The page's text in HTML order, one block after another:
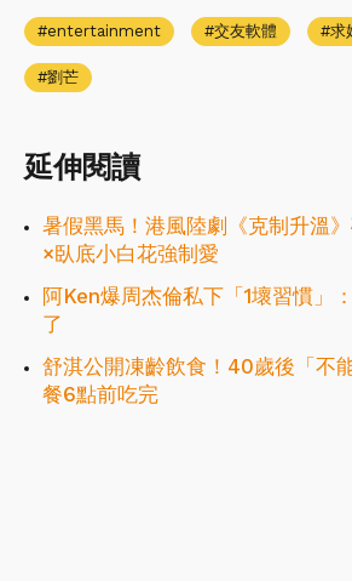
entertainment 交友軟體 求
劉芒
延伸閱讀
暑假黑馬！港風陸劇《克制升溫
×臥底小白花強制愛
阿Ken爆周杰倫私下「1壞習慣」
了
舒淇公開凍齡飲食！40歲後「不
餐6點前吃完